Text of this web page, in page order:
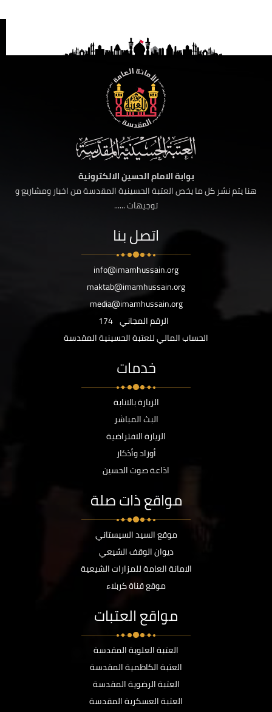
بوابة الامام الحسين الالكترونية
هنا يتم نشر كل ما يخص العتبة الحسينية المقدسة من اخبار ومشاريع و
توجيهات ......
اتصل بنا
info@imamhussain.org
maktab@imamhussain.org
media@imamhussain.org
الرقم المجاني 174
الحساب المالي للعتبة الحسينية المقدسة
خدمات
الزيارة بالانابة
البث المباشر
الزيارة الافتراضية
أوراد وأذكار
اذاعة صوت الحسين
مواقع ذات صلة
موقع السيد السيستاني
ديوان الوقف الشيعي
الامانة العامة للمزارات الشيعية
موقع قناة كربلاء
مواقع العتبات
العتبة العلوية المقدسة
العتبة الكاظمية المقدسة
العتبة الرضوية المقدسة
العتبة العسكرية المقدسة